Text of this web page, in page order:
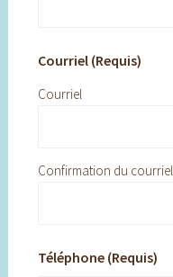
Courriel (Requis)
Courriel
Confirmation du courriel
Téléphone (Requis)